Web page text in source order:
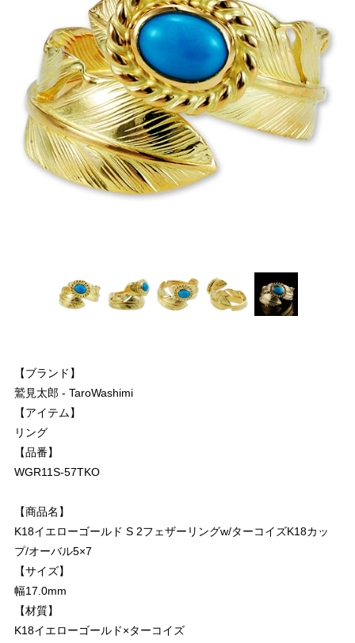
【ブランド】
鷲見太郎 - TaroWashimi
【アイテム】
リング
【品番】
WGR11S-57TKO
【商品名】
K18イエローゴールド S 2フェザーリングw/ターコイズK18カッ
プ/オーバル5×7
【サイズ】
幅17.0mm
【材質】
K18イエローゴールド×ターコイズ